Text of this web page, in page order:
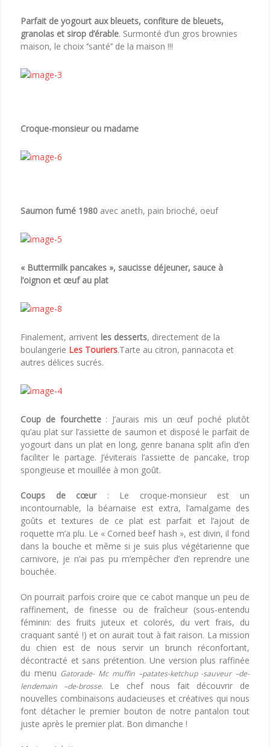
Parfait de yogourt aux bleuets, confiture de bleuets,
granolas et sirop d’érable. Surmonté d’un gros brownies
maison, le choix ‘’santé’’ de la maison !!!
Croque-monsieur ou madame
Saumon fumé 1980 avec aneth, pain brioché, oeuf
« Buttermilk pancakes », saucisse déjeuner, sauce à
l’oignon et œuf au plat
Finalement, arrivent les desserts, directement de la
boulangerie Les Touriers.Tarte au citron, pannacota et
autres délices sucrés.
Coup de fourchette: J’aurais mis un œuf poché plutôt
qu’au plat sur l’assiette de saumon et disposé le parfait de
yogourt dans un plat en long, genre banana split afin d’en
faciliter le partage. J’éviterais l’assiette de pancake, trop
spongieuse et mouillée à mon goût.
Coups de cœur: Le croque-monsieur est un
incontournable, la béarnaise est extra, l’amalgame des
goûts et textures de ce plat est parfait et l’ajout de
roquette m’a plu. Le « Corned beef hash », est divin, il fond
dans la bouche et même si je suis plus végétarienne que
carnivore, je n’ai pas pu m’empêcher d’en reprendre une
bouchée.
On pourrait parfois croire que ce cabot manque un peu de
raffinement, de finesse ou de fraîcheur (sous-entendu
féminin: des fruits juteux et colorés, du vert frais, du
craquant santé !) et on aurait tout à fait raison. La mission
du chien est de nous servir un brunch réconfortant,
décontracté et sans prétention. Une version plus raffinée
du menu Gatorade- Mc muffin –patates-ketchup -sauveur –de-
lendemain –de-brosse. Le chef nous fait découvrir de
nouvelles combinaisons audacieuses et créatives qui nous
font détacher le premier bouton de notre pantalon tout
juste après le premier plat. Bon dimanche !